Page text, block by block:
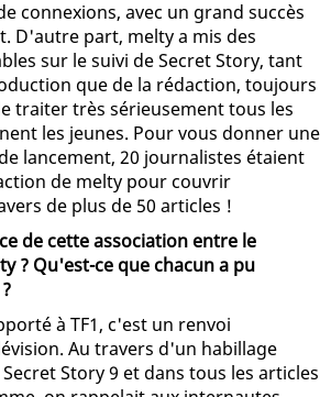
connexions, avec un grand succès
D'autre part, melty a mis des
sur le suivi de Secret Story, tant
que de la rédaction, toujours
traiter très sérieusement tous les
les jeunes. Pour vous donner une
lancement, 20 journalistes étaient
de melty pour couvrir
de plus de 50 articles !
de cette association entre le
? Qu'est-ce que chacun a pu
à TF1, c'est un renvoi
Au travers d'un habillage
Story 9 et dans tous les articles